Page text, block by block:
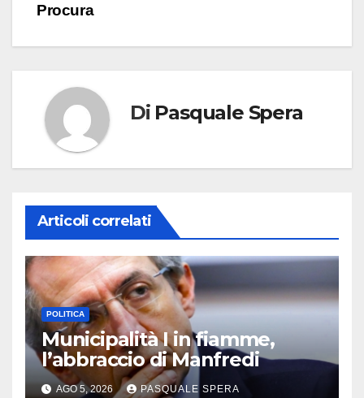
Procura
Di Pasquale Spera
Articoli correlati
POLITICA
Municipalità I in fiamme,
l’abbraccio di Manfredi
AGO 5, 2026 PASQUALE SPERA